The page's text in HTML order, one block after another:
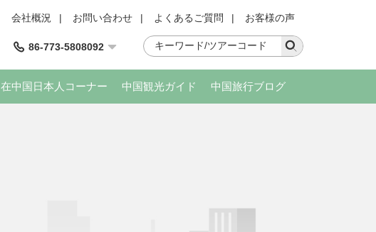
会社概況 | お問い合わせ | よくあるご質問 | お客様の声
86-773-5808092
在中国日本人コーナー 中国観光ガイド 中国旅行ブログ